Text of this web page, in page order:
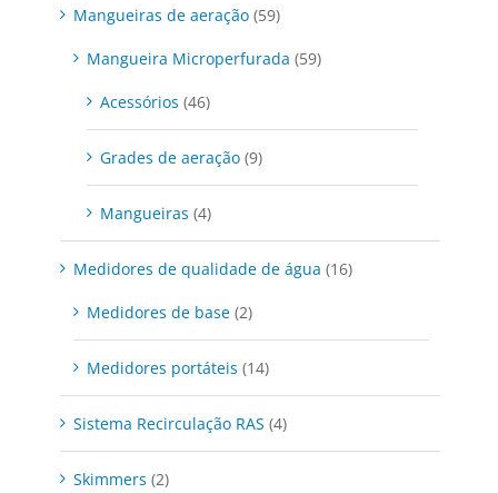
Mangueiras de aeração (59)
Mangueira Microperfurada (59)
Acessórios (46)
Grades de aeração (9)
Mangueiras (4)
Medidores de qualidade de água (16)
Medidores de base (2)
Medidores portáteis (14)
Sistema Recirculação RAS (4)
Skimmers (2)